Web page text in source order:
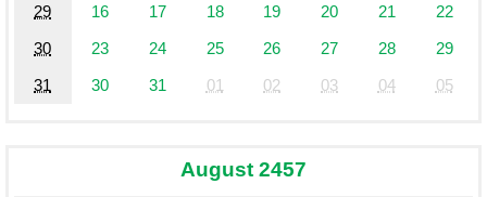
29
16 17 18 19 20 21
22
30
23 24 25 26 27 28
29
31
30 31 01 02 03 04 05
August 2457